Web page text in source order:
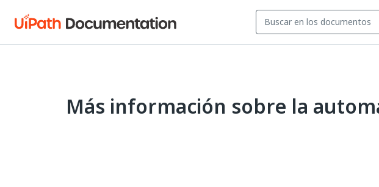
Más información sobre la